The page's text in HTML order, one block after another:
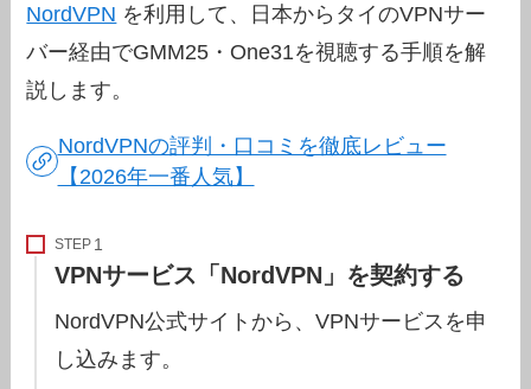
NordVPN を利用して、日本からタイのVPNサー
バー経由でGMM25・One31を視聴する手順を解
説します。
NordVPNの評判・口コミを徹底レビュー
【2026年一番人気】
STEP
VPNサービス「NordVPN」を契約する
NordVPN公式サイトから、VPNサービスを申
し込みます。